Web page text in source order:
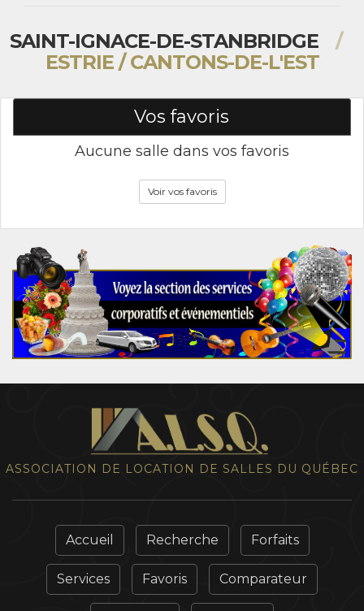
SAINT-IGNACE-DE-STANBRIDGE
/
ESTRIE / CANTONS-DE-L'EST
Vos favoris
Aucune salle dans vos favoris
Voir vos favoris
ASSOCIATION DE LOCATION DE SALLES DU QUÉBEC
Accueil Recherche Forfaits
Services Favoris Comparateur